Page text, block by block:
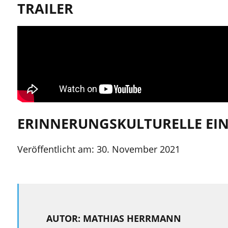
TRAILER
ERINNERUNGSKULTURELLE
Veröffentlicht am: 30. November 2021
AUTOR: MATHIAS HERRMANN